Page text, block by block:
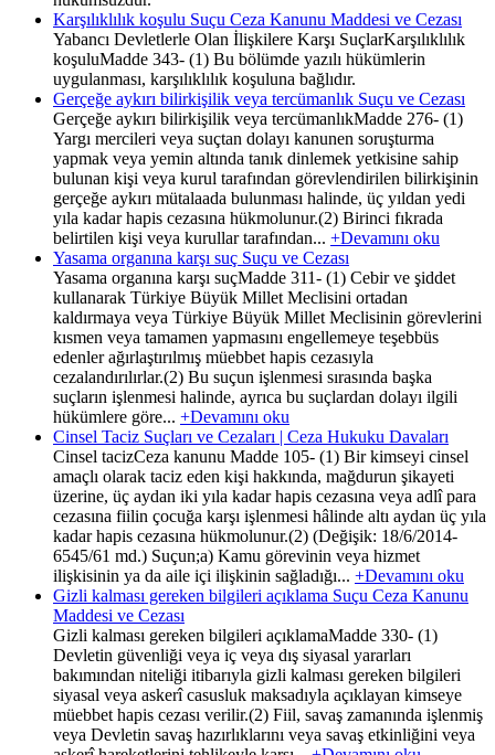
Karşılıklılık koşulu Suçu Ceza Kanunu Maddesi ve Cezası
Yabancı Devletlerle Olan İlişkilere Karşı SuçlarKarşılıklılık
koşuluMadde 343- (1) Bu bölümde yazılı hükümlerin
uygulanması, karşılıklılık koşuluna bağlıdır.
Gerçeğe aykırı bilirkişilik veya tercümanlık Suçu ve Cezası
Gerçeğe aykırı bilirkişilik veya tercümanlıkMadde 276- (1)
Yargı mercileri veya suçtan dolayı kanunen soruşturma
yapmak veya yemin altında tanık dinlemek yetkisine sahip
bulunan kişi veya kurul tarafından görevlendirilen bilirkişinin
gerçeğe aykırı mütalaada bulunması halinde, üç yıldan yedi
yıla kadar hapis cezasına hükmolunur.(2) Birinci fıkrada
belirtilen kişi veya kurullar tarafından... +Devamını oku
Yasama organına karşı suç Suçu ve Cezası
Yasama organına karşı suçMadde 311- (1) Cebir ve şiddet
kullanarak Türkiye Büyük Millet Meclisini ortadan
kaldırmaya veya Türkiye Büyük Millet Meclisinin görevlerini
kısmen veya tamamen yapmasını engellemeye teşebbüs
edenler ağırlaştırılmış müebbet hapis cezasıyla
cezalandırılırlar.(2) Bu suçun işlenmesi sırasında başka
suçların işlenmesi halinde, ayrıca bu suçlardan dolayı ilgili
hükümlere göre... +Devamını oku
Cinsel Taciz Suçları ve Cezaları | Ceza Hukuku Davaları
Cinsel tacizCeza kanunu Madde 105- (1) Bir kimseyi cinsel
amaçlı olarak taciz eden kişi hakkında, mağdurun şikayeti
üzerine, üç aydan iki yıla kadar hapis cezasına veya adlî para
cezasına fiilin çocuğa karşı işlenmesi hâlinde altı aydan üç yıla
kadar hapis cezasına hükmolunur.(2) (Değişik: 18/6/2014-
6545/61 md.) Suçun;a) Kamu görevinin veya hizmet
ilişkisinin ya da aile içi ilişkinin sağladığı... +Devamını oku
Gizli kalması gereken bilgileri açıklama Suçu Ceza Kanunu
Maddesi ve Cezası
Gizli kalması gereken bilgileri açıklamaMadde 330- (1)
Devletin güvenliği veya iç veya dış siyasal yararları
bakımından niteliği itibarıyla gizli kalması gereken bilgileri
siyasal veya askerî casusluk maksadıyla açıklayan kimseye
müebbet hapis cezası verilir.(2) Fiil, savaş zamanında işlenmiş
veya Devletin savaş hazırlıklarını veya savaş etkinliğini veya